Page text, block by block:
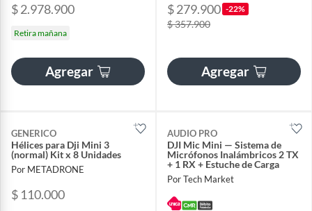
$ 2.978.900
Retira mañana
Agregar
$ 279.900 -22%
$ 357.900
Agregar
GENERICO
Hélices para Dji Mini 3
(normal) Kit x 8 Unidades
Por METADRONE
$ 110.000
AUDIO PRO
DJI Mic Mini — Sistema de
Micrófonos Inalámbricos 2 TX
+ 1 RX + Estuche de Carga
Por Tech Market